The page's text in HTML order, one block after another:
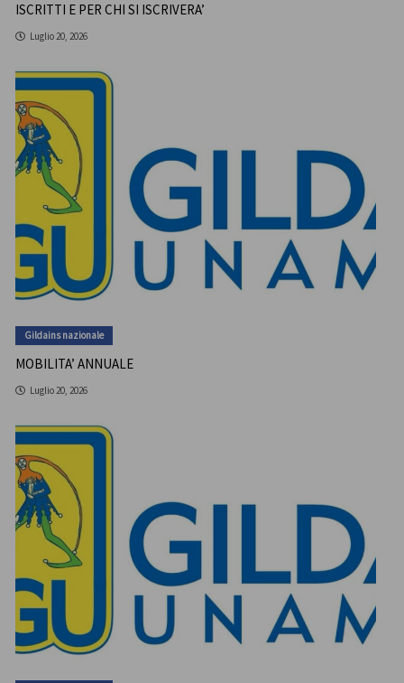
ISCRITTI E PER CHI SI ISCRIVERA’
Luglio 20, 2026
Gildains nazionale
MOBILITA’ ANNUALE
Luglio 20, 2026